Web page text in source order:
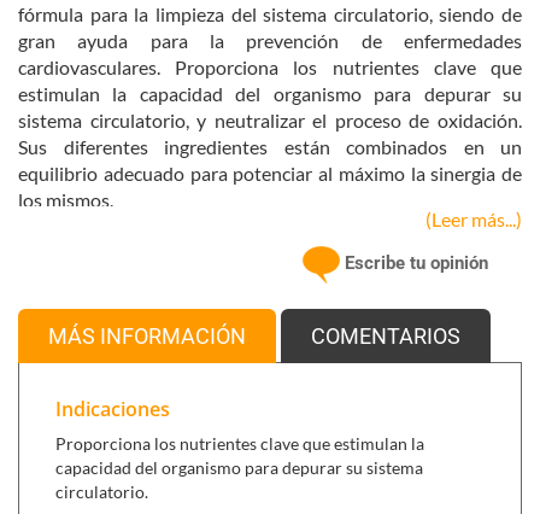
fórmula para la limpieza del sistema circulatorio, siendo de
gran ayuda para la prevención de enfermedades
cardiovasculares. Proporciona los nutrientes clave que
estimulan la capacidad del organismo para depurar su
sistema circulatorio, y neutralizar el proceso de oxidación.
Sus diferentes ingredientes están combinados en un
equilibrio adecuado para potenciar al máximo la sinergia de
los mismos.
eliminar la placa de
, y para reponer los daños causados en la pared
Sus principales componentes son:
Vitaminas C y E, Selenio y Zinc,
antioxidantes.
Vitamina B1 y L-Cistina,nutrientes que promueven la
eliminación de metales pesados.
Colina, Inositol y Niacina,
(Leer más...)
Escribe tu opinión
MÁS INFORMACIÓN COMENTARIOS
Indicaciones
Proporciona los nutrientes clave que estimulan la
capacidad del organismo para depurar su sistema
circulatorio.